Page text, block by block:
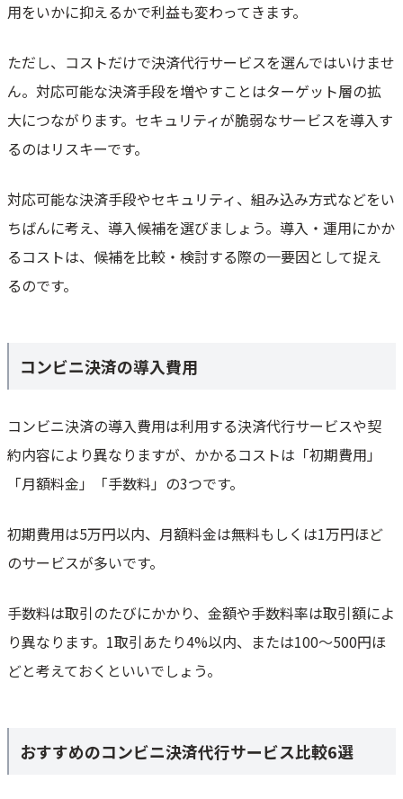
用をいかに抑えるかで利益も変わってきます。
ただし、コストだけで決済代行サービスを選んではいけませ
ん。対応可能な決済手段を増やすことはターゲット層の拡
大につながります。セキュリティが脆弱なサービスを導入す
るのはリスキーです。
対応可能な決済手段やセキュリティ、組み込み方式などをい
ちばんに考え、導入候補を選びましょう。導入・運用にかか
るコストは、候補を比較・検討する際の一要因として捉え
るのです。
コンビニ決済の導入費用
コンビニ決済の導入費用は利用する決済代行サービスや契
約内容により異なりますが、かかるコストは「初期費用」
「月額料金」「手数料」の3つです。
初期費用は5万円以内、月額料金は無料もしくは1万円ほど
のサービスが多いです。
手数料は取引のたびにかかり、金額や手数料率は取引額によ
り異なります。1取引あたり4%以内、または100～500円ほ
どと考えておくといいでしょう。
おすすめのコンビニ決済代行サービス比較6選